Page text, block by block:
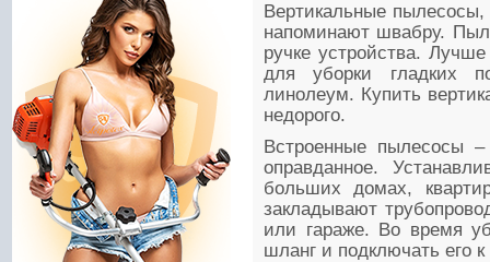
Вертикальные пылесосы,
напоминают швабру.
ручке устройства.
для уборки гладких
линолеум. Купить
недорого.
Встроенные пылесосы –
оправданное.
больших домах,
закладывают
или гараже. Во время
шланг и подключать его к